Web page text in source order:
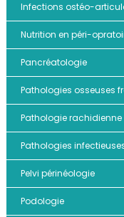
Infections ostéo-
Nutrition en péri-
Pancréatologie
Pathologies osseuses
Pathologie rachidienne
Pathologies
Pelvi périnéologie
Podologie